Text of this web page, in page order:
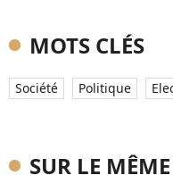
MOTS CLÉS
Société Politique
SUR LE